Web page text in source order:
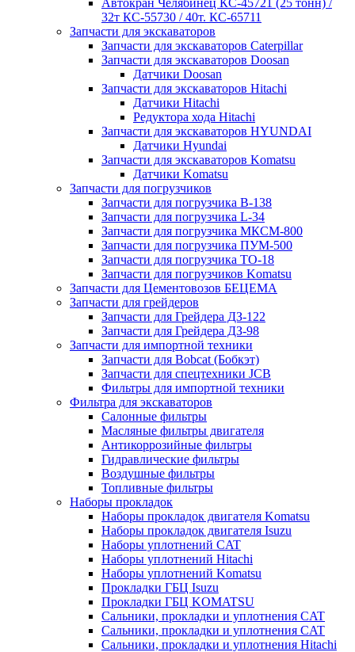
Автокран Челябинец КС-45721 (25 тонн) /
32т КС-55730 / 40т. КС-65711
Запчасти для экскаваторов
Запчасти для экскаваторов Caterpillar
Запчасти для экскаваторов Doosan
Датчики Doosan
Запчасти для экскаваторов Hitachi
Датчики Hitachi
Редуктора хода Hitachi
Запчасти для экскаваторов HYUNDAI
Датчики Hyundai
Запчасти для экскаваторов Komatsu
Датчики Komatsu
Запчасти для погрузчиков
Запчасти для погрузчика B-138
Запчасти для погрузчика L-34
Запчасти для погрузчика МКСМ-800
Запчасти для погрузчика ПУМ-500
Запчасти для погрузчика ТО-18
Запчасти для погрузчиков Komatsu
Запчасти для Цементовозов БЕЦЕМА
Запчасти для грейдеров
Запчасти для Грейдера ДЗ-122
Запчасти для Грейдера ДЗ-98
Запчасти для импортной техники
Запчасти для Bobcat (Бобкэт)
Запчасти для спецтехники JCB
Фильтры для импортной техники
Фильтра для экскаваторов
Салонные фильтры
Масляные фильтры двигателя
Антикоррозийные фильтры
Гидравлические фильтры
Воздушные фильтры
Топливные фильтры
Наборы прокладок
Наборы прокладок двигателя Komatsu
Наборы прокладок двигателя Isuzu
Наборы уплотнений CAT
Наборы уплотнений Hitachi
Наборы уплотнений Komatsu
Прокладки ГБЦ Isuzu
Прокладки ГБЦ KOMATSU
Сальники, прокладки и уплотнения CAT
Сальники, прокладки и уплотнения CAT
Сальники, прокладки и уплотнения Hitachi